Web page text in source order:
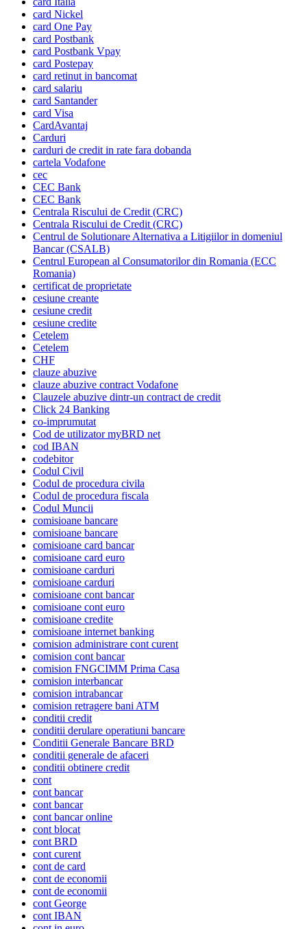
card Nickel
card One Pay
card Postbank
card Postbank Vpay
card Postepay
card retinut in bancomat
card salariu
card Santander
card Visa
CardAvantaj
Carduri
carduri de credit in rate fara dobanda
cartela Vodafone
cec
CEC Bank
CEC Bank
Centrala Riscului de Credit (CRC)
Centrala Riscului de Credit (CRC)
Centrul de Solutionare Alternativa a Litigiilor in domeniul
Bancar (CSALB)
Centrul European al Consumatorilor din Romania (ECC
Romania)
certificat de proprietate
cesiune creante
cesiune credit
cesiune credite
Cetelem
Cetelem
CHF
clauze abuzive
clauze abuzive contract Vodafone
Clauzele abuzive dintr-un contract de credit
Click 24 Banking
co-imprumutat
Cod de utilizator myBRD net
cod IBAN
codebitor
Codul Civil
Codul de procedura civila
Codul de procedura fiscala
Codul Muncii
comisioane bancare
comisioane bancare
comisioane card bancar
comisioane card euro
comisioane carduri
comisioane carduri
comisioane cont bancar
comisioane cont euro
comisioane credite
comisioane internet banking
comision administrare cont curent
comision cont bancar
comision FNGCIMM Prima Casa
comision interbancar
comision intrabancar
comision retragere bani ATM
conditii credit
conditii derulare operatiuni bancare
Conditii Generale Bancare BRD
conditii generale de afaceri
conditii obtinere credit
cont
cont bancar
cont bancar
cont bancar online
cont blocat
cont BRD
cont curent
cont de card
cont de economii
cont de economii
cont George
cont IBAN